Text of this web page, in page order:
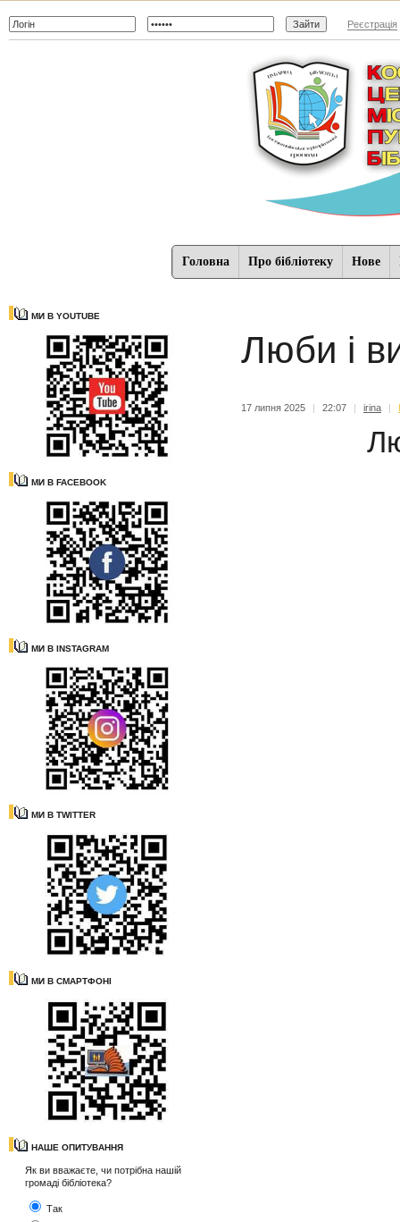
Реєстрація
Головна Про бібліотеку Нове
МИ В YOUTUBE
МИ В FACEBOOK
МИ В INSTAGRAM
МИ В TWITTER
МИ В СМАРТФОНІ
НАШЕ ОПИТУВАННЯ
Як ви вважаєте, чи потрібна нашій
громаді бібліотека?
Так
Люби і
17 липня 2025 | 22:07 | irina |